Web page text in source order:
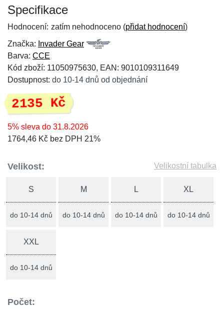
Specifikace
Hodnocení: zatím nehodnoceno (přidat hodnocení)
Značka: Invader Gear
Barva: CCE
Kód zboží: 11050975630, EAN: 9010109311649
Dostupnost: do 10-14 dnů od objednání
2135 Kč
5% sleva do 31.8.2026
1764,46 Kč bez DPH 21%
Velikost: Velikostní tabulka
S
do 10-14 dnů
M
do 10-14 dnů
L
do 10-14 dnů
XL
do 10-14 dnů
XXL
do 10-14 dnů
Počet: